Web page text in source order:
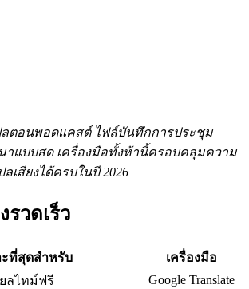
ตอนพอดแคสต์ ไฟล์บันทึกการประชุม
าแบบสด เครื่องมือทั้งห้านี้ครอบคลุมความ
เสียงได้ครบในปี 2026
รวดเร็ว
ะที่สุดสำหรับ
เครื่องมือ
ลไทม์ฟรี
Google Translate